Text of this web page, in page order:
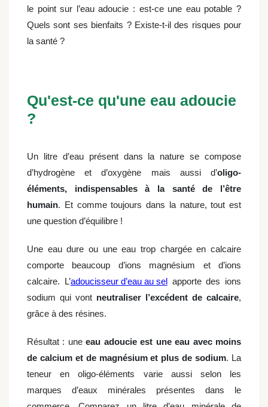
le point sur l’eau adoucie : est-ce une eau potable ?
Quels sont ses bienfaits ? Existe-t-il des risques pour
la santé ?
Qu'est-ce qu'une eau adoucie
?
Un litre d’eau présent dans la nature se compose
d’hydrogène et d’oxygène mais aussi d’oligo-
éléments, indispensables à la santé de l’être
humain. Et comme toujours dans la nature, tout est
une question d’équilibre !
Une eau dure ou une eau trop chargée en calcaire
comporte beaucoup d’ions magnésium et d’ions
calcaire. L’adoucisseur d’eau au selapporte des ions
sodium qui vont neutraliser l’excédent de calcaire,
grâce à des résines.
Résultat : uneeau adoucie est une eau avec moins
de calcium et de magnésium et plus de sodium. La
teneur en oligo-éléments varie aussi selon les
marques d’eaux minérales présentes dans le